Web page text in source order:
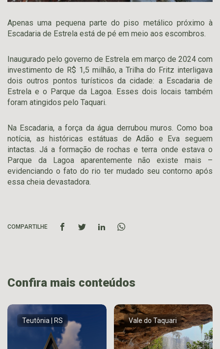
Apenas uma pequena parte do piso metálico próximo à
Escadaria de Estrela está de pé em meio aos escombros.
Inaugurado pelo governo de Estrela em março de 2024 com
investimento de R$ 1,5 milhão, a Trilha do Fritz interligava
dois outros pontos turísticos da cidade: a Escadaria de
Estrela e o Parque da Lagoa. Esses dois locais também
foram atingidos pelo Taquari.
Na Escadaria, a força da água derrubou muros. Como boa
notícia, as históricas estátuas de Adão e Eva seguem
intactas. Já a formação de rochas e terra onde estava o
Parque da Lagoa aparentemente não existe mais –
evidenciando o fato do rio ter mudado seu contorno após
essa cheia devastadora.
COMPARTILHE
Confira mais conteúdos
Teutônia | RS Vale do Taquari